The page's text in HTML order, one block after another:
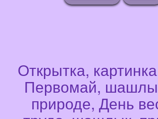
Открытка,
Первомай,
природе, День